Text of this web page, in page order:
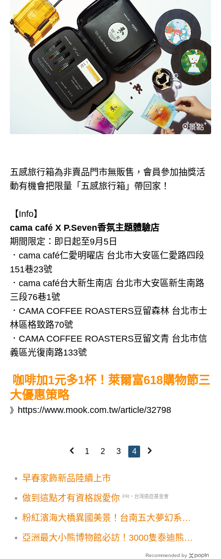
五感旅行箱為非賣品門市無販售，會員參加抽獎活
動有機會把限量「五感旅行箱」帶回家！
【Info】
cama café X P.Seven香氛主題體驗店
期間限定：即日起至9月5日
．cama café仁愛明曜店 台北市大安區仁愛路四段
151巷23號
．cama café台大新生南店 台北市大安區新生南路
三段76巷1號
．CAMA COFFEE ROASTERS豆留森林 台北市士
林區格致路70號
．CAMA COFFEE ROASTERS豆留文青 台北市信
義區光復南路133號
咖啡加1元多1杯！萊爾富618購物節三
大優惠策略
》 https://www.mook.com.tw/article/32798
1 2 3 4
早春家飾新品陸續上市
做到這點才有資格說愛你 PR・台灣癌症基金會
粉紅濱海大橋異國美景！台南五大夢幻系景
亞洲最大小熊博物館必訪！3000隻泰迪熊可
Recommended by